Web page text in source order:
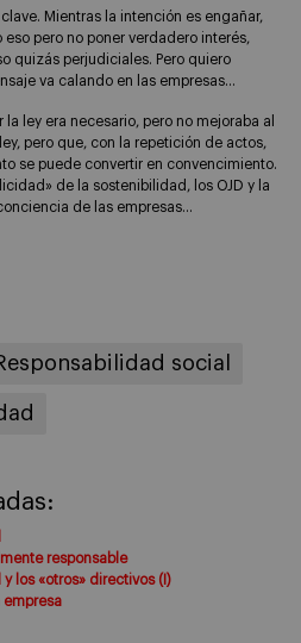
clave. Mientras la intención es engañar,
pero no poner verdadero interés,
quizás perjudiciales. Pero quiero
va calando en las empresas…
ley era necesario, pero no mejoraba al
pero que, con la repetición de actos,
se puede convertir en convencimiento.
de la sostenibilidad, los OJD y la
de las empresas…
social
responsable
los «otros» directivos (I)
empresa